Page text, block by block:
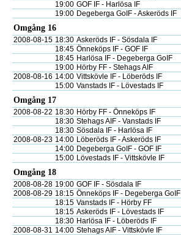
19:00 GOF IF - Harlösa IF
19:00 Degeberga GoIF - Askeröds IF
Omgång 16
2008-08-15 18:30 Askeröds IF - Sösdala IF
18:45 Önneköps IF - GOF IF
18:45 Harlösa IF - Degeberga GoIF
19:00 Hörby FF - Stehags AIF
2008-08-16 14:00 Vittskövle IF - Löberöds IF
15:00 Vanstads IF - Lövestads IF
Omgång 17
2008-08-22 18:30 Hörby FF - Önneköps IF
18:30 Stehags AIF - Vanstads IF
18:30 Sösdala IF - Harlösa IF
2008-08-23 14:00 Löberöds IF - Askeröds IF
14:00 Degeberga GoIF - GOF IF
15:00 Lövestads IF - Vittskövle IF
Omgång 18
2008-08-28 19:00 GOF IF - Sösdala IF
2008-08-29 18:15 Önneköps IF - Degeberga GoIF
18:15 Vanstads IF - Hörby FF
18:15 Askeröds IF - Lövestads IF
18:30 Harlösa IF - Löberöds IF
2008-08-31 14:00 Stehags AIF - Vittskövle IF